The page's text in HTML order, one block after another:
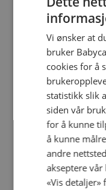
Legg til
Vi ønsker at
bruker
cookies for å
statistikk slik
siden vår
for å kunne
å kunne
andre
akseptere
«Vis detaljer»